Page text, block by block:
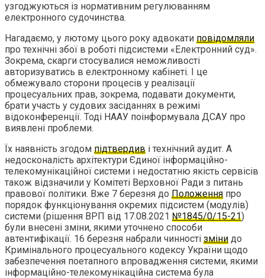
узгоджуються із нормативним регулюванням
електронного судочинства.
Нагадаємо, у лютому цього року адвокати повідомляли
про технічні збої в роботі підсистеми «Електронний суд».
Зокрема, скарги стосувалися неможливості
авторизуватись в електронному кабінеті. І це
обмежувало сторони процесів у реалізації
процесуальних прав, зокрема, подавати документи,
брати участь у судових засіданнях в режимі
відоконференції. Тоді НААУ поінформувала ДСАУ про
виявлені проблеми.
Їх наявність згодом підтвердив і технічний аудит. А
недосконалість архітектури Єдиної інформаційно-
телекомунікаційної системи і недостатню якість сервісів
також відзначили у Комітеті Верховної Ради з питань
правової політики. Вже 7 березня до Положення про
порядок функціонування окремих підсистем (модулів)
системи (рішення ВРП від 17.08.2021 №1845/0/15-21)
були внесені зміни, якими уточнено способи
автентифікації. 16 березня набрали чинності зміни до
Кримінального процесуального кодексу України щодо
забезпечення поетапного впровадження системи, якими
інформаційно-телекомунікаційна система була